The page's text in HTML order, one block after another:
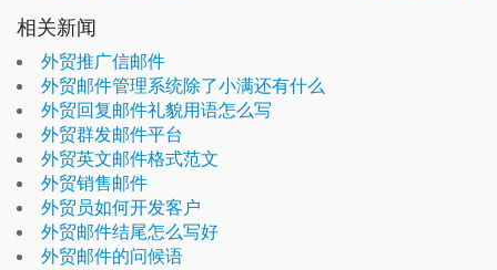
相关新闻
外贸推广信邮件
外贸邮件管理系统除了小满还有什么
外贸回复邮件礼貌用语怎么写
外贸群发邮件平台
外贸英文邮件格式范文
外贸销售邮件
外贸员如何开发客户
外贸邮件结尾怎么写好
外贸邮件的问候语